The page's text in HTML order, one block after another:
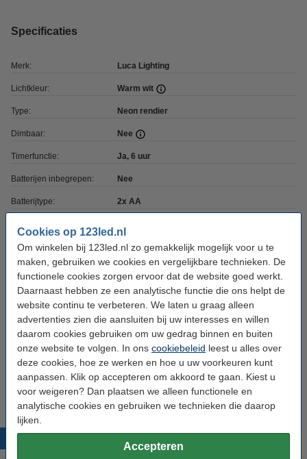
Cookies op 123led.nl
Om winkelen bij 123led.nl zo gemakkelijk mogelijk voor u te
maken, gebruiken we cookies en vergelijkbare technieken. De
functionele cookies zorgen ervoor dat de website goed werkt.
Daarnaast hebben ze een analytische functie die ons helpt de
website continu te verbeteren. We laten u graag alleen
advertenties zien die aansluiten bij uw interesses en willen
daarom cookies gebruiken om uw gedrag binnen en buiten
onze website te volgen. In ons cookiebeleid leest u alles over
deze cookies, hoe ze werken en hoe u uw voorkeuren kunt
aanpassen. Klik op accepteren om akkoord te gaan. Kiest u
voor weigeren? Dan plaatsen we alleen functionele en
analytische cookies en gebruiken we technieken die daarop
lijken.
Accepteren
Specificaties
Merk: Luca Lighting
Lichtkleur: Warm wit
Type: Neon rendier
Dimbaar: Nee
Timerfunctie: Ja, 6 uur
Batterijen inbegrepen: Nee
Batterijtype: 2x AA
Oud voor nieuw: uw oude apparaat
Bestel mee:
Q-Nomic AA batterijen | 4 stuks
€ 2,49
Q-Nomic AA batterijen | 24 stuks
€ 9,95